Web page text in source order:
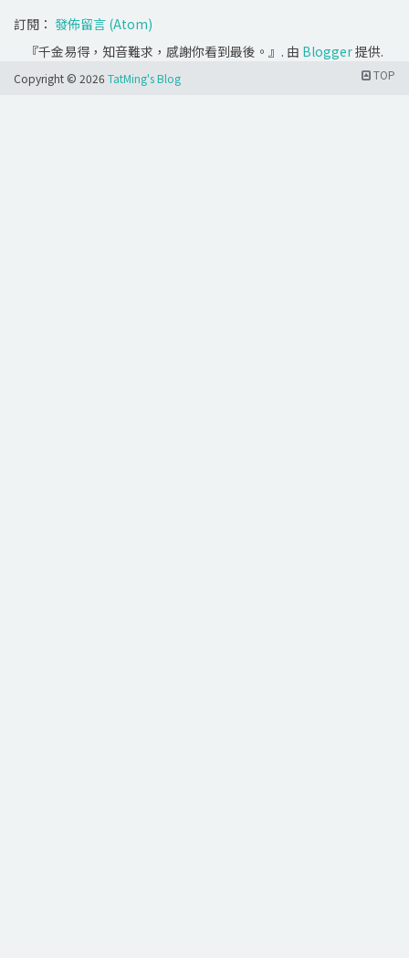
訂閱： 發佈留言 (Atom)
『千金易得，知音難求，感謝你看到最後。』. 由 Blogger提供.
Copyright © 2026 TatMing's Blog TOP